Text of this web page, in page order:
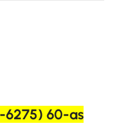
6275) 60-as